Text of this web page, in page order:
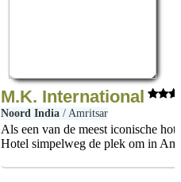
M.K. International
Noord India/ Amritsar
Als een van de meest iconische
Hotel simpelweg de plek om in